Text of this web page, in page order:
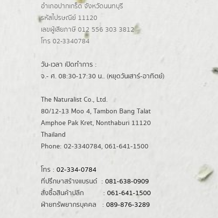
อำเภอปากเกร็ดจังหวัดนนทบุรี
รหัสไปรษณีย์ 11120
เลขผู้เสียภาษี 012 556 303 3812
โทร 02-3340784
วัน-เวลา เปิดทำการ :
จ.- ศ. 08:30-17:30 น.. (หยุดวันเสาร์-อาทิตย์)
The Naturalist Co., Ltd.
80/12-13 Moo 4, Tambon Bang Talat
Amphoe Pak Kret, Nonthaburi 11120
Thailand
Phone: 02-3340784, 061-641-1500
โทร : 02-334-0784
ที่ปรึกษาสร้างแบรนด์ : 081-638-0909
สั่งซื้อสินค้าปลีก : 061-641-1500
ฝ่ายทรัพยากรบุคคล : 089-876-3289